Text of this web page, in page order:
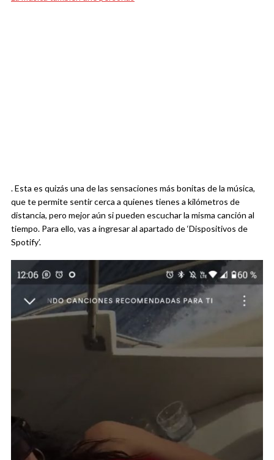
. Esta es quizás una de las sensaciones más bonitas de la música,
que te permite sentir cerca a quienes tienes a kilómetros de
distancia, pero mejor aún si pueden escuchar la misma canción al
tiempo. Para ello, vas a ingresar al apartado de ‘Dispositivos de
Spotify’.